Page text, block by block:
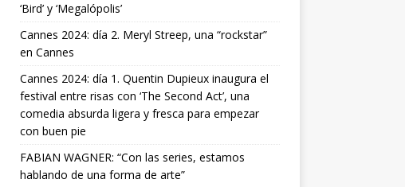
‘Bird’ y ‘Megalópolis’
Cannes 2024: día 2. Meryl Streep, una “rockstar”
en Cannes
Cannes 2024: día 1. Quentin Dupieux inaugura el
festival entre risas con ‘The Second Act’, una
comedia absurda ligera y fresca para empezar
con buen pie
FABIAN WAGNER: “Con las series, estamos
hablando de una forma de arte”